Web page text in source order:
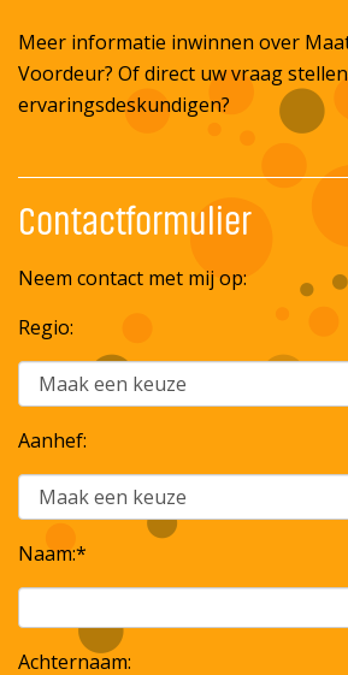
Meer informatie inwinnen over
Voordeur? Of direct uw vraag
ervaringsdeskundigen?
Contactformulier
Neem contact met mij op:
Regio:
Aanhef:
Naam:*
Achternaam: